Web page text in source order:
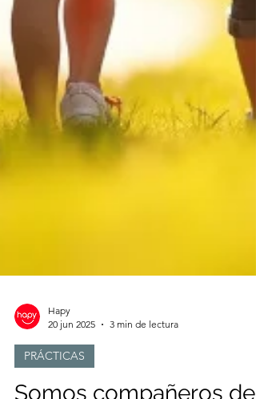
Hapy
20 jun 2025
PRÁCTICAS